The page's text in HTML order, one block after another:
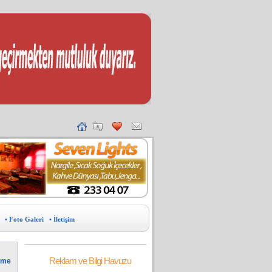
• Foto Galeri • İletişim
Reklam ve Bilgi Havuzu